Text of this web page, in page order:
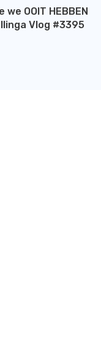
we OOIT HEBBEN
Vlog #3395